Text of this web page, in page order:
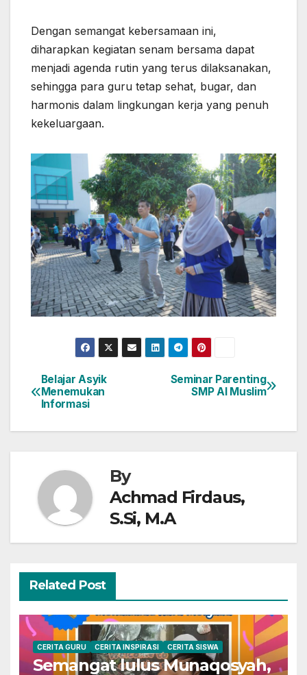
Dengan semangat kebersamaan ini,
diharapkan kegiatan senam bersama dapat
menjadi agenda rutin yang terus dilaksanakan,
sehingga para guru tetap sehat, bugar, dan
harmonis dalam lingkungan kerja yang penuh
kekeluargaan.
Post
navigation
Seminar Parenting
SMP Al Muslim
Belajar Asyik
Menemukan
Informasi
By
Achmad Firdaus,
S.Si, M.A
Related Post
CERITA GURU CERITA INSPIRASI CERITA SISWA
Semangat lulus Munaqosyah,